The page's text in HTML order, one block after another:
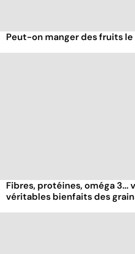
Peut-on manger des fruits le
Fibres, protéines, oméga 3...
véritables bienfaits des